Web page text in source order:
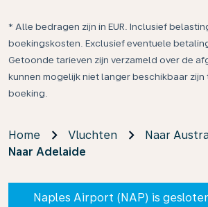
* Alle bedragen zijn in EUR. Inclusief
boekingskosten. Exclusief eventuele
Getoonde tarieven zijn verzameld over de
kunnen mogelijk niet langer beschikbaar zijn
boeking.
Home Vluchten
Naar
Naar Adelaide
Naples Airport (NAP) is